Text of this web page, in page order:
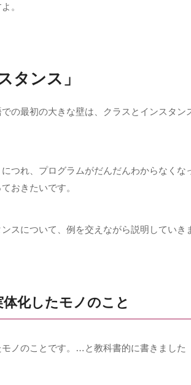
。
タンス」
の最初の大きな壁は、クラスとインスタン
つれ、プログラムがだんだんわからなくな
おきたいです。
スについて、例を交えながら説明していき
化したモノのこと
ノのことです。…と教科書的に書きました